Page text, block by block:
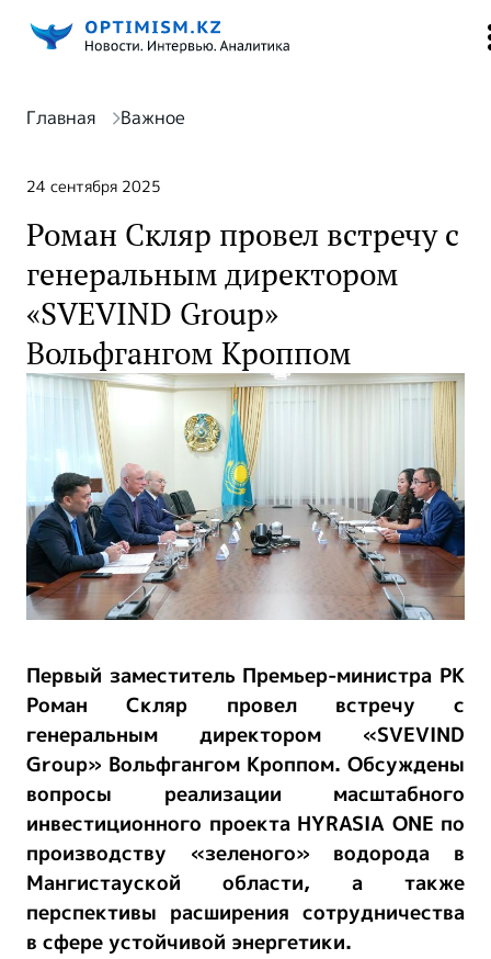
Главная Важное
24 сентября 2025
Роман Скляр провел встречу c
генеральным директором
«SVEVIND Group»
Вольфгангом Кроппом
Первый заместитель Премьер-министра РК
Роман Скляр провел встречу с
генеральным директором «SVEVIND
Group» Вольфгангом Кроппом. Обсуждены
вопросы реализации масштабного
инвестиционного проекта HYRASIA ONE по
производству «зеленого» водорода в
Мангистауской области, а также
перспективы расширения сотрудничества
в сфере устойчивой энергетики.